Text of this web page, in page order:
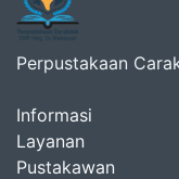
Perpustakaan
Informasi
Layanan
Pustakawan